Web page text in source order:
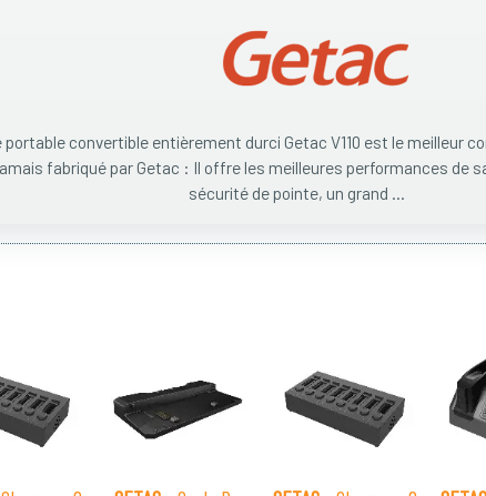
portable convertible entièrement durci Getac V110 est le meilleur
fabriqué par Getac : Il offre les meilleures performances de
sécurité de pointe, un grand ...